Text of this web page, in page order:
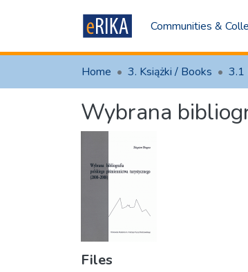
Communities &
Home 3. Książki / Books 3.1
Wybrana
Files